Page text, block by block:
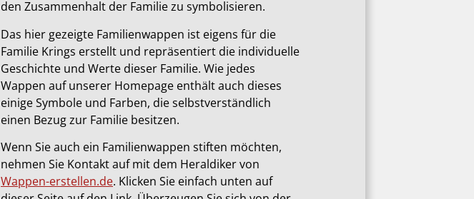
den Zusammenhalt der Familie zu symbolisieren.
Das hier gezeigte Familienwappen ist eigens für die
Familie Krings erstellt und repräsentiert die individuelle
Geschichte und Werte dieser Familie. Wie jedes
Wappen auf unserer Homepage enthält auch dieses
einige Symbole und Farben, die selbstverständlich
einen Bezug zur Familie besitzen.
Wenn Sie auch ein Familienwappen stiften möchten,
nehmen Sie Kontakt auf mit dem Heraldiker von
Wappen-erstellen.de. Klicken Sie einfach unten auf